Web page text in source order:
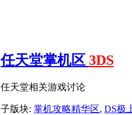
任天堂掌机区 3DS
任天堂相关游戏讨论
子版块: 掌机攻略精华区, DS极